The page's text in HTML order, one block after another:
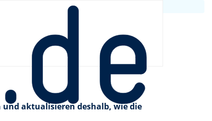
Catering
aktualisieren deshalb, wie die